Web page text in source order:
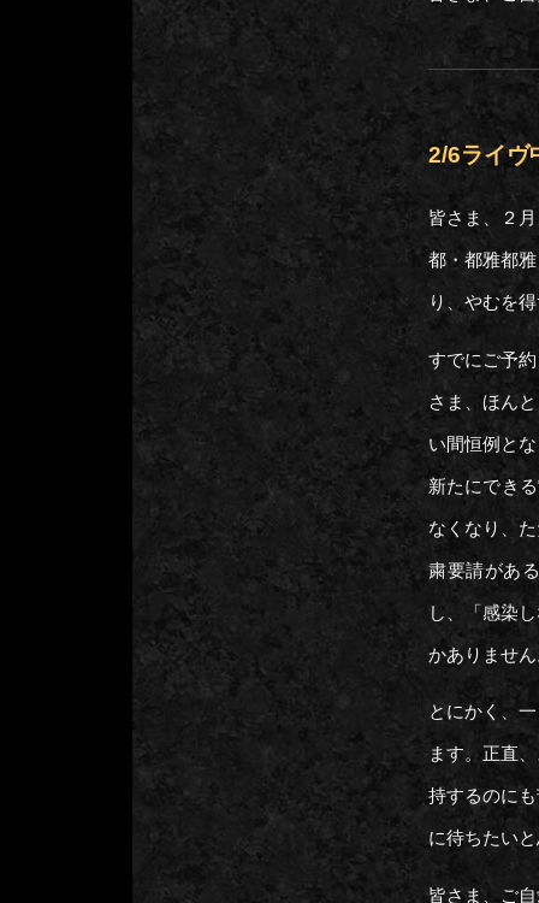
2/6ライヴ
皆さま、２
都・都雅都
り、やむを
すでにご予
さま、ほん
い間恒例と
新たにでき
なくなり、
粛要請があ
し、「感染
かありませ
とにかく、
ます。正直
持するのに
に待ちたい
皆さま、ご